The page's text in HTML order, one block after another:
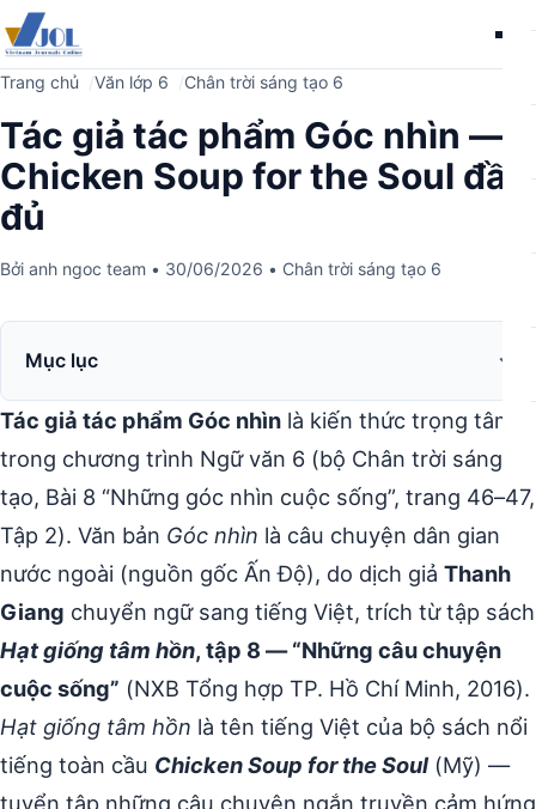
Trang chủ Văn lớp 6 Chân trời sáng tạo 6
Tác giả tác phẩm Góc nhìn —
Chicken Soup for the Soul đầy
đủ
Bởi anh ngoc team • 30/06/2026 • Chân trời sáng tạo 6
Mục lục
Tác giả tác phẩm Góc nhìn là kiến thức trọng tâm
trong chương trình Ngữ văn 6 (bộ Chân trời sáng
tạo, Bài 8 “Những góc nhìn cuộc sống”, trang 46–47,
Tập 2). Văn bản Góc nhìn là câu chuyện dân gian
nước ngoài (nguồn gốc Ấn Độ), do dịch giả Thanh
Giang chuyển ngữ sang tiếng Việt, trích từ tập sách
Hạt giống tâm hồn, tập 8 — “Những câu chuyện
cuộc sống” (NXB Tổng hợp TP. Hồ Chí Minh, 2016).
Hạt giống tâm hồn là tên tiếng Việt của bộ sách nổi
tiếng toàn cầu Chicken Soup for the Soul (Mỹ) —
tuyển tập những câu chuyện ngắn truyền cảm hứng